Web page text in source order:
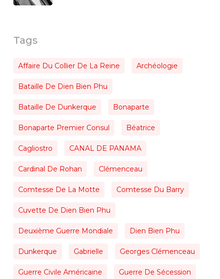
Tags
Affaire Du Collier De La Reine Archéologie
Bataille De Dien Bien Phu
Bataille De Dunkerque Bonaparte
Bonaparte Premier Consul Béatrice
Cagliostro CANAL DE PANAMA
Cardinal De Rohan Clémenceau
Comtesse De La Motte Comtesse Du Barry
Cuvette De Dien Bien Phu
Deuxième Guerre Mondiale Dien Bien Phu
Dunkerque Gabrielle Georges Clémenceau
Guerre Civile Américaine Guerre De Sécession